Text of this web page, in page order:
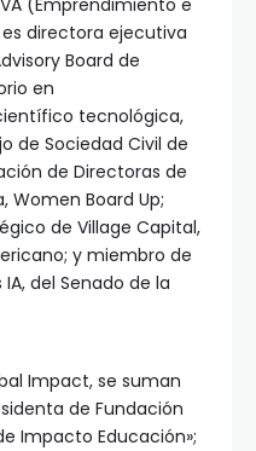
(Emprendimiento e
directora ejecutiva
Board de
en
tecnológica,
de Sociedad Civil de
de Directoras de
Women Board Up;
de Village Capital,
y miembro de
del Senado de la
Impact, se suman
de Fundación
Impacto Educación»;